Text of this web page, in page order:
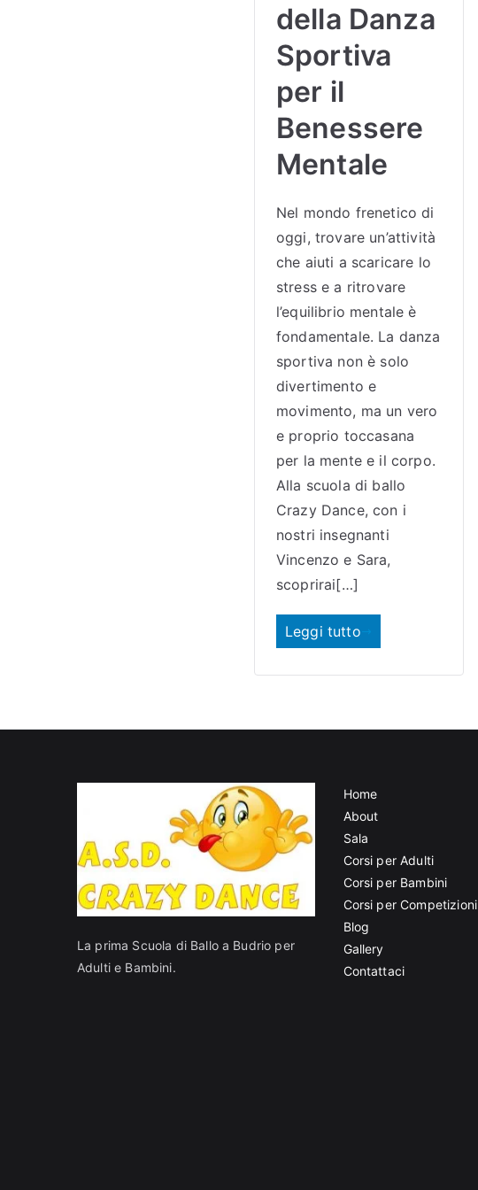
della Danza
Sportiva
per il
Benessere
Mentale
Nel mondo frenetico di
oggi, trovare un’attività
che aiuti a scaricare lo
stress e a ritrovare
l’equilibrio mentale è
fondamentale. La danza
sportiva non è solo
divertimento e
movimento, ma un vero
e proprio toccasana
per la mente e il corpo.
Alla scuola di ballo
Crazy Dance, con i
nostri insegnanti
Vincenzo e Sara,
scoprirai[…]
Leggi tutto
La prima Scuola di Ballo a Budrio per
Adulti e Bambini.
Home
About
Sala
Corsi per Adulti
Corsi per Bambini
Corsi per Competizioni
Blog
Gallery
Contattaci